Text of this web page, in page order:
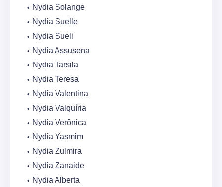
Nydia Solange
Nydia Suelle
Nydia Sueli
Nydia Assusena
Nydia Tarsila
Nydia Teresa
Nydia Valentina
Nydia Valquíria
Nydia Verônica
Nydia Yasmim
Nydia Zulmira
Nydia Zanaide
Nydia Alberta